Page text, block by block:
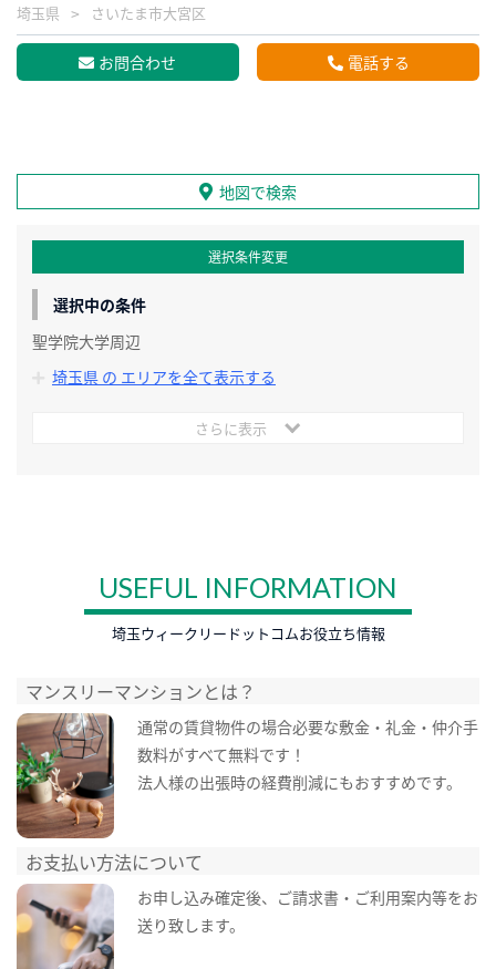
埼玉県 さいたま市大宮区
お問合わせ 電話する
地図で検索
選択条件変更
選択中の条件
聖学院大学周辺
埼玉県 の エリアを全て表示する
さらに表示
USEFUL INFORMATION
埼玉ウィークリードットコムお役立ち情報
マンスリーマンションとは？
通常の賃貸物件の場合必要な敷金・礼金・仲介手
数料がすべて無料です！
法人様の出張時の経費削減にもおすすめです。
お支払い方法について
お申し込み確定後、ご請求書・ご利用案内等をお
送り致します。